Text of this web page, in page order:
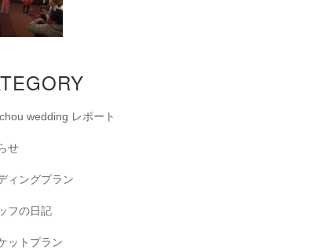
wedding レポート
せ
ィングプラン
フの日記
ットプラン